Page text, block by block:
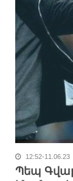
12:52-11.06.23
Պեպ